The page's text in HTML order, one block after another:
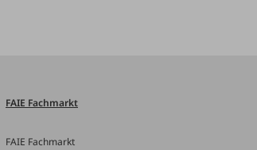
FAIE Fachmarkt
FAIE Fachmarkt